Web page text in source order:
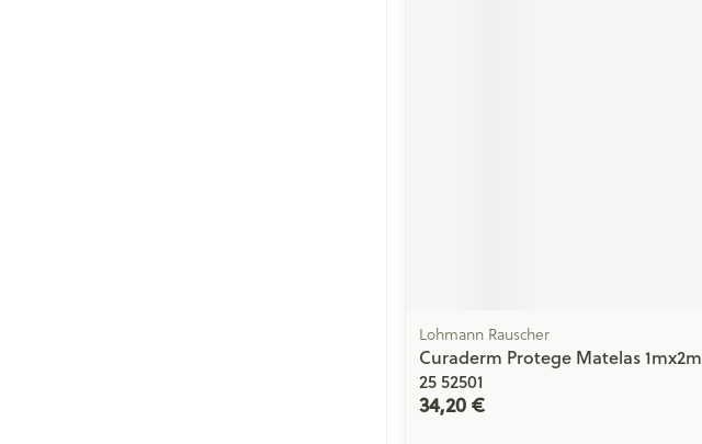
Lohmann Rauscher
Curaderm Protege Matelas 1mx2m
25 52501
34,20 €